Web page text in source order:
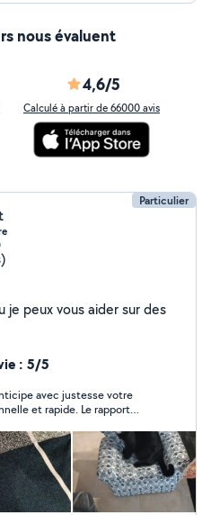
nous évaluent
4,6/5
Calculé à partir de 66000 avis
Particulier
je peux vous aider sur des
: 5/5
et rapide. Le rapport